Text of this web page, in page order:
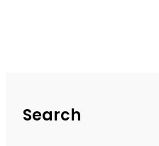
Search